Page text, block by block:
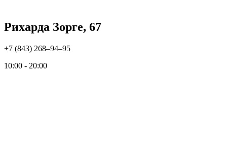
Рихарда Зорге, 67
+7 (843) 268‒94‒95
10:00 - 20:00